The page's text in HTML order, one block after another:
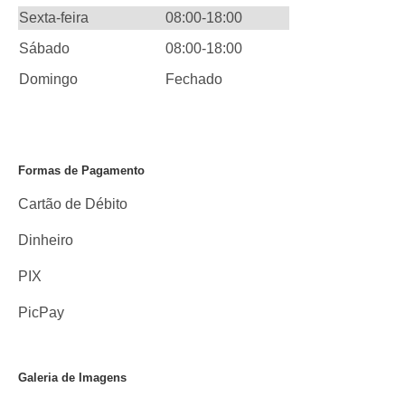
Sexta-feira
08:00-18:00
Sábado
08:00-18:00
Domingo
Fechado
Formas de Pagamento
Cartão de Débito
Dinheiro
PIX
PicPay
Galeria de Imagens